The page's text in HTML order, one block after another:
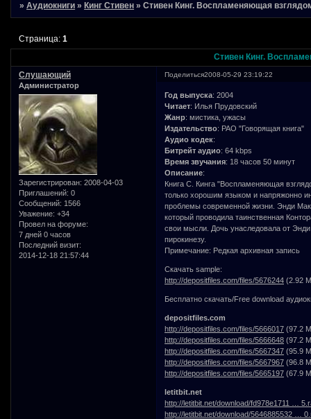
»Аудиокниги » Кинг Стивен »Стивен Кинг. Воспламеняющая
Стивен Кинг.
Страница:1
Поделиться2008-05-29 23:19:22
Слушающий
Администратор
Зарегистрирован: 2008-04-03
Приглашений: 0
Сообщений: 1566
Уважение: +34
Провел на форуме:
7 дней 0 часов
Последний визит:
2014-12-18 21:57:44
Год выпуска: 2004
Читает: Илья Прудовский
Жанр: мистика, ужасы
Издательство: РАО "Говорящая книга"
Аудио кодек:
Битрейт аудио: 64 kbps
Время звучания: 18 часов 50 минут
Описание:
Книга С. Кинга "Воспламеняющая
только хорошим языком и напряжонно
проблемы современной жизни. Энди
который проводила таинственная
свои мысли. Дочь унаследовала от Энди
пирокинезу.
Примечание: Редкая архивная запись
Скачать sample:
http://depositfiles.com/files/5676244 (2.92
Бесплатно скачать/Free download
depositfiles.com
http://depositfiles.com/files/5666017 (97.2
http://depositfiles.com/files/5666648 (97.2
http://depositfiles.com/files/5667347 (95.9
http://depositfiles.com/files/5667967 (96.8
http://depositfiles.com/files/5665197 (67.9
letitbit.net
http://letitbit.net/download/fd978e1711 …
http://letitbit.net/download/5646885532 …